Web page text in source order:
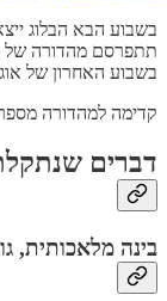
בשבוע הבא הבלוג
תתפרסם מהדורה של
בשבוע האחרון של
קדימה למהדורה מספר 88
דברים
בינה מלאכותית,